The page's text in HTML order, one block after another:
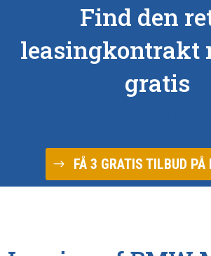
Find den
leasingkontrakt
gratis
FÅ 3 GRATIS TILBUD PÅ